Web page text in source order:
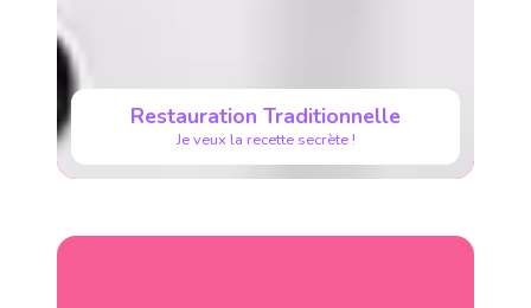
Restauration Traditionnelle
Je veux la recette secrète !